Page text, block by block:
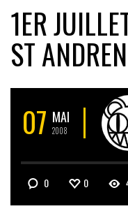
1ER
ST
07 MAI
2008
0 0